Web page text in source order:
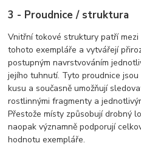
3 - Proudnice / struktura
Vnitřní tokové struktury patří
tohoto exempláře a vytvářejí
postupným navrstvováním
jejího tuhnutí. Tyto proudnice
kusu a současně umožňují
rostlinnými fragmenty a
Přestože místy způsobují drobný
naopak významně podporují
hodnotu exempláře.